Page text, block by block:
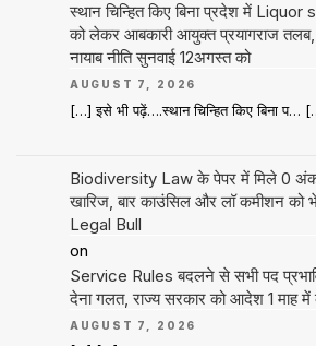
स्थान चिन्हित किए बिना प्रदेश में
को लेकर आबकारी आयुक्त प्रयागराज तलब,
नायाब नीति सुनवाई 12अगस्त को
AUGUST 7, 2026
[…] इसे भी पढ़ें….स्थान चिन्हित किए बिना प…
Biodiversity Law के पेपर में मिले 0 अंक,
खारिज, बार काउंसिल और लॉ कमीशन को
Legal Bull
on
Service Rules बदलने से सभी पद
देना गलत, राज्य सरकार को आदेश 1 माह में
AUGUST 7, 2026